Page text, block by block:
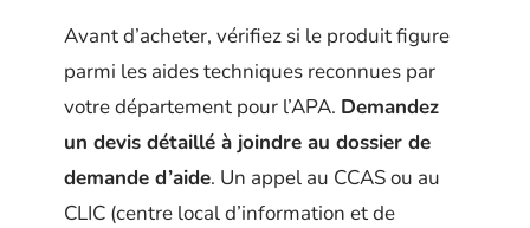
Avant d’acheter, vérifiez si le produit figure
parmi les aides techniques reconnues par
votre département pour l’APA. Demandez
un devis détaillé à joindre au dossier de
demande d’aide. Un appel au CCAS ou au
CLIC (centre local d’information et de